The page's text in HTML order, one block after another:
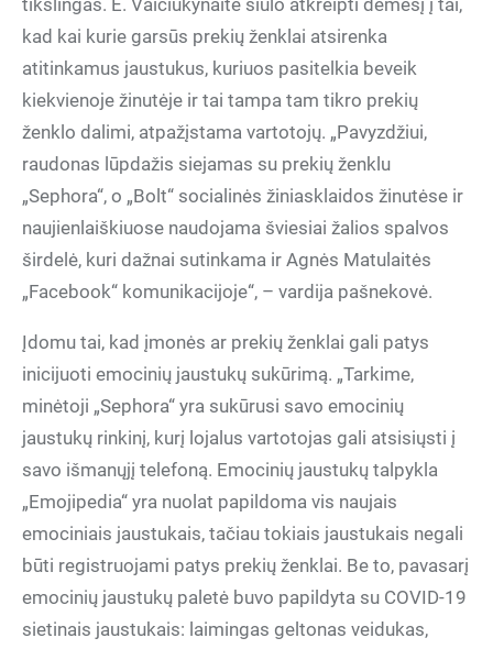
tikslingas. E. Vaičiukynaitė siūlo atkreipti dėmesį į tai,
kad kai kurie garsūs prekių ženklai atsirenka
atitinkamus jaustukus, kuriuos pasitelkia beveik
kiekvienoje žinutėje ir tai tampa tam tikro prekių
ženklo dalimi, atpažįstama vartotojų. „Pavyzdžiui,
raudonas lūpdažis siejamas su prekių ženklu
„Sephora“, o „Bolt“ socialinės žiniasklaidos žinutėse ir
naujienlaiškiuose naudojama šviesiai žalios spalvos
širdelė, kuri dažnai sutinkama ir Agnės Matulaitės
„Facebook“ komunikacijoje“, – vardija pašnekovė.
Įdomu tai, kad įmonės ar prekių ženklai gali patys
inicijuoti emocinių jaustukų sukūrimą. „Tarkime,
minėtoji „Sephora“ yra sukūrusi savo emocinių
jaustukų rinkinį, kurį lojalus vartotojas gali atsisiųsti į
savo išmanųjį telefoną. Emocinių jaustukų talpykla
„Emojipedia“ yra nuolat papildoma vis naujais
emociniais jaustukais, tačiau tokiais jaustukais negali
būti registruojami patys prekių ženklai. Be to, pavasarį
emocinių jaustukų paletė buvo papildyta su COVID-19
sietinais jaustukais: laimingas geltonas veidukas,